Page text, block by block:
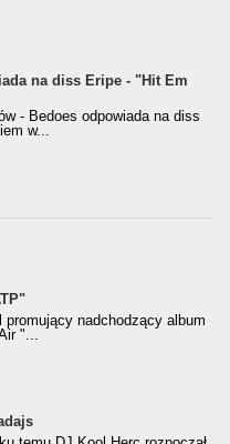
na diss Eripe - "Hit Em
- Bedoes odpowiada na diss
w...
nadchodzący album
"...
za
Roku